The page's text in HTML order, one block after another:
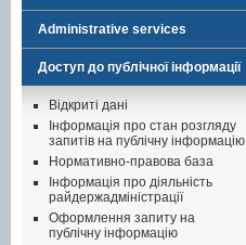
Administrative services
Доступ до публічної інформації
Відкриті дані
Інформація про стан розгляду
запитів на публічну інформацію
Нормативно-правова база
Інформація про діяльність
райдержадміністрації
Оформлення запиту на
публічну інформацію